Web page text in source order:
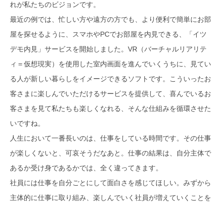
れが私たちのビジョンです。
最近の例では、忙しい方や遠方の方でも、より便利で簡単にお部
屋を探せるように、スマホやPCでお部屋を内見できる、「イツ
デモ内見」サービスを開始しました。VR（バーチャルリアリテ
ィ＝仮想現実）を使用した室内画面を進んでいくうちに、見てい
る人が新しい暮らしをイメージできるソフトです。こういったお
客さまに楽しんでいただけるサービスを提供して、喜んでいるお
客さまを見て私たちも楽しくなれる、そんな仕組みを循環させた
いですね。
人生において一番長いのは、仕事をしている時間です。その仕事
が楽しくないと、可哀そうだなあと。仕事の結果は、自分主体で
あるか受け身であるかでは、全く違ってきます。
社員には仕事を自分ごとにして面白さを感じてほしい。みずから
主体的に仕事に取り組み、楽しんでいく社員が増えていくことを